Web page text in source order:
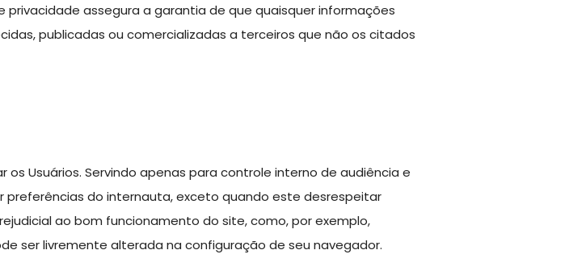
assegura a garantia de que quaisquer informações
publicadas ou comercializadas a terceiros que não os citados
Usuários. Servindo apenas para controle interno de audiência e
do internauta, exceto quando este desrespeitar
ao bom funcionamento do site, como, por exemplo,
ser livremente alterada na configuração de seu navegador.